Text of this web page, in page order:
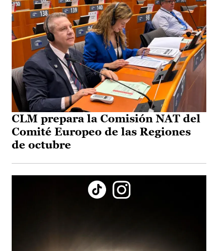
CLM prepara la Comisión NAT del
Comité Europeo de las Regiones
de octubre